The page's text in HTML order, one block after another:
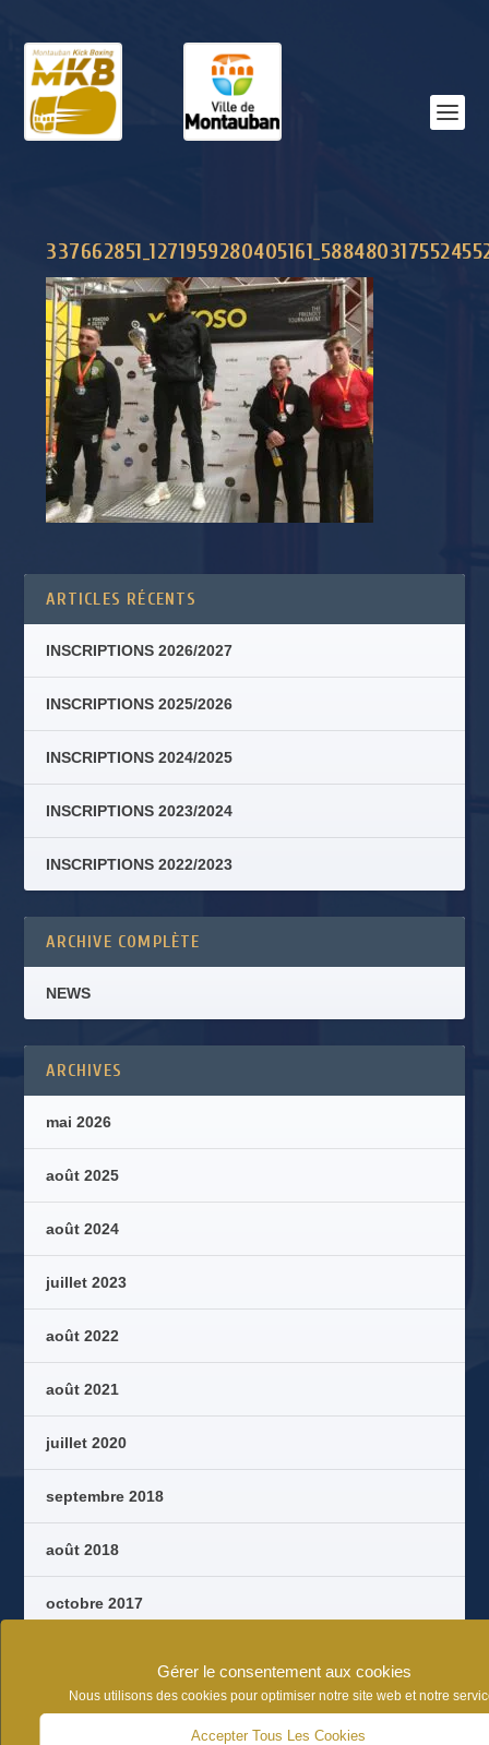
Gérer le consentement aux cookies
Nous utilisons des cookies pour optimiser notre site web et notre
Accepter Tous Les Cookies
ARTICLES RÉCENTS
INSCRIPTIONS 2026/2027
INSCRIPTIONS 2025/2026
INSCRIPTIONS 2024/2025
INSCRIPTIONS 2023/2024
INSCRIPTIONS 2022/2023
ARCHIVE COMPLÈTE
NEWS
ARCHIVES
mai 2026
août 2025
août 2024
juillet 2023
août 2022
août 2021
juillet 2020
septembre 2018
août 2018
octobre 2017
août 2017